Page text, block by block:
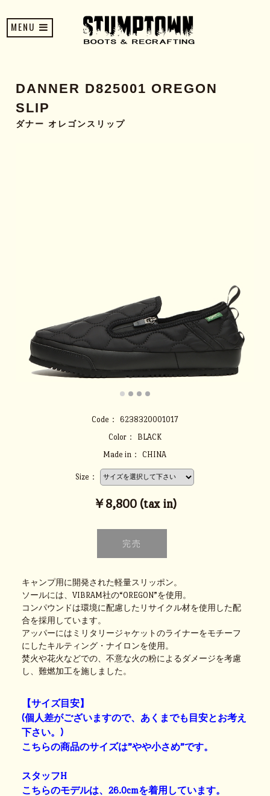
MENU
DANNER D825001 OREGON
SLIP
ダナー オレゴンスリップ
Code：
6238320001017
Color：
BLACK
Made in：
CHINA
Size：
￥8,800 (tax in)
キャンプ用に開発された軽量スリッポン。
ソールには、VIBRAM社の“OREGON”を使用。
コンパウンドは環境に配慮したリサイクル材を使用した配
合を採用しています。
アッパーにはミリタリージャケットのライナーをモチーフ
にしたキルティング・ナイロンを使用。
焚火や花火などでの、不意な火の粉によるダメージを考慮
し、難燃加工を施しました。
【サイズ目安】
(個人差がございますので、あくまでも目安とお考え
下さい。)
こちらの商品のサイズは”やや小さめ”です。
スタッフH
こちらのモデルは、26.0cmを着用しています。